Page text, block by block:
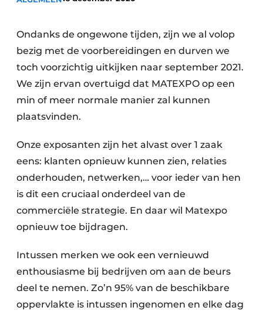
Privacy / Cookie statement
Vacatures
Video’s
Ondanks de ongewone tijden, zijn we al volop
bezig met de voorbereidingen en durven we
toch voorzichtig uitkijken naar september 2021.
We zijn ervan overtuigd dat MATEXPO op een
min of meer normale manier zal kunnen
plaatsvinden.
Onze exposanten zijn het alvast over 1 zaak
eens: klanten opnieuw kunnen zien, relaties
onderhouden, netwerken,… voor ieder van hen
is dit een cruciaal onderdeel van de
commerciële strategie. En daar wil Matexpo
opnieuw toe bijdragen.
Intussen merken we ook een vernieuwd
enthousiasme bij bedrijven om aan de beurs
deel te nemen. Zo’n 95% van de beschikbare
oppervlakte is intussen ingenomen en elke dag